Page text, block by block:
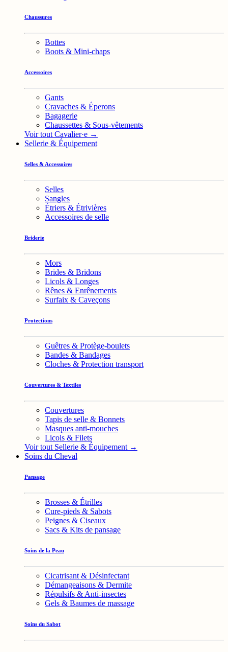
Chaussures
Bottes
Boots & Mini-chaps
Accessoires
Gants
Cravaches & Éperons
Bagagerie
Chaussettes & Sous-vêtements
Voir tout Cavalier·e →
Sellerie & Équipement
Selles & Accessoires
Selles
Sangles
Étriers & Étrivières
Accessoires de selle
Briderie
Mors
Brides & Bridons
Licols & Longes
Rênes & Enrênements
Surfaix & Caveçons
Protections
Guêtres & Protège-boulets
Bandes & Bandages
Cloches & Protection transport
Couvertures & Textiles
Couvertures
Tapis de selle & Bonnets
Masques anti-mouches
Licols & Filets
Voir tout Sellerie & Équipement →
Soins du Cheval
Pansage
Brosses & Étrilles
Cure-pieds & Sabots
Peignes & Ciseaux
Sacs & Kits de pansage
Soins de la Peau
Cicatrisant & Désinfectant
Démangeaisons & Dermite
Répulsifs & Anti-insectes
Gels & Baumes de massage
Soins du Sabot